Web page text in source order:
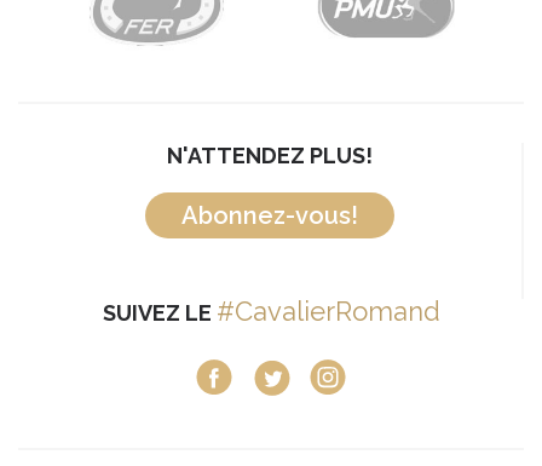
N'ATTENDEZ PLUS!
Abonnez-vous!
SUIVEZ LE #CavalierRomand